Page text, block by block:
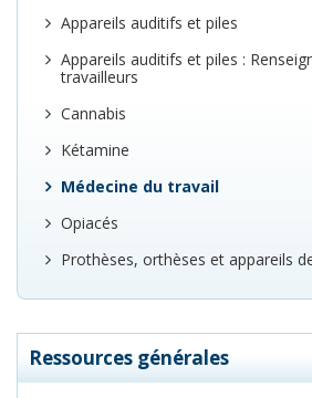
Appareils auditifs et piles
Appareils auditifs et piles :
travailleurs
Cannabis
Kétamine
Médecine du travail
Opiacés
Prothèses, orthèses et appareils
Ressources générales